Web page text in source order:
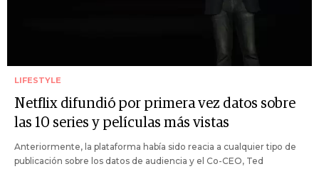
LIFESTYLE
Netflix difundió por primera vez datos sobre
las 10 series y películas más vistas
Anteriormente, la plataforma había sido reacia a cualquier tipo de
publicación sobre los datos de audiencia y el Co-CEO, Ted